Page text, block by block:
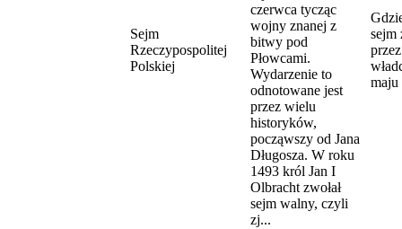
Sejm
Rzeczypospolitej
Polskiej
czerwca tycząc
wojny znanej z
bitwy pod
Płowcami.
Wydarzenie to
odnotowane jest
przez wielu
historyków,
począwszy od Jana
Długosza. W roku
1493 król Jan I
Olbracht zwołał
sejm walny, czyli
zj...
sejm
maju